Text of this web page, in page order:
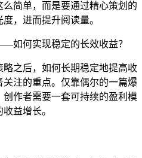
简单，而是要通过精心策划的
，进而提升阅读量。
如何实现稳定的长效收益？
之后，如何长期稳定地提高收
注的重点。仅靠偶尔的一篇爆
作者需要一套可持续的盈利模
益增长。